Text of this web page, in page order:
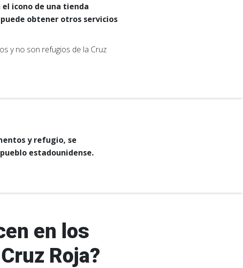
icono de una tienda
obtener otros servicios
y no son refugios de la Cruz
y refugio, se
estadounidense.
en los
Roja?